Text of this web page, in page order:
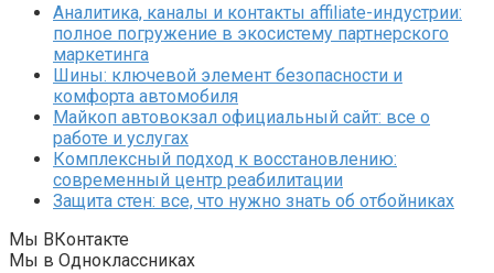
Аналитика, каналы и контакты affiliate-индустрии:
полное погружение в экосистему партнерского
маркетинга
Шины: ключевой элемент безопасности и
комфорта автомобиля
Майкоп автовокзал официальный сайт: все о
работе и услугах
Комплексный подход к восстановлению:
современный центр реабилитации
Защита стен: все, что нужно знать об отбойниках
Мы ВКонтакте
Мы в Одноклассниках